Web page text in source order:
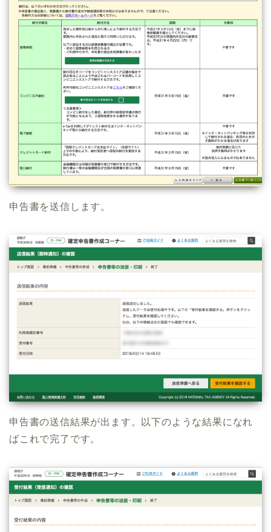
申告書を送信します。
申告書の送信結果が出ます。以下のような結果になれ
ばこれで完了です。